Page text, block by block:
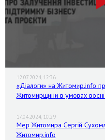
12.07.2024, 12:36
«Діалоги» на Житомир.info
Житомирщини в умовах
17.04.2024, 10:29
Мер Житомира Сергій
Житомир.info